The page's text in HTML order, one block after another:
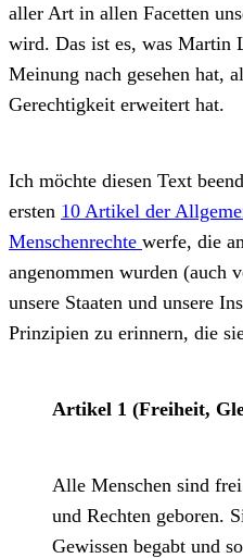
aller Art in allen Facetten
wird. Das ist es, was Martin
Meinung nach gesehen hat,
Gerechtigkeit erweitert hat.
Ich möchte diesen Text
ersten 10 Artikel der
Menschenrechte werfe, die
angenommen wurden (auch
unsere Staaten und unsere
Prinzipien zu erinnern, die
Artikel 1 (Freiheit,
Alle Menschen sind
und Rechten geboren.
Gewissen begabt und